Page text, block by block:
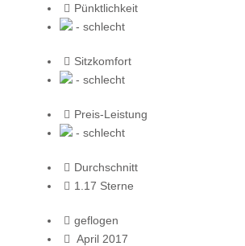
Pünktlichkeit
- schlecht
Sitzkomfort
- schlecht
Preis-Leistung
- schlecht
Durchschnitt
1.17 Sterne
geflogen
April 2017